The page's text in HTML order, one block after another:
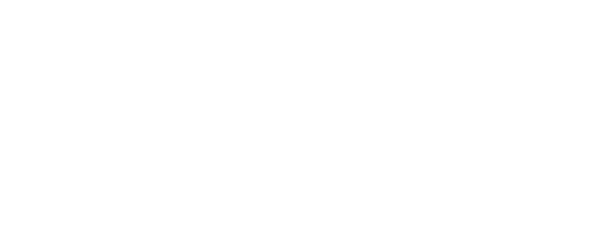
v roku 2017, má 50 izieb, ktoré sa nachádzajú v hlavnej budove av 2 vedľajších
(za poplatok). O blaho hostí sa stará reštaurácia. Deň plný zážitkov môžete
čiastočne bezbariérové kúpeľne a bezbariérový vstup. Upratovanie izieb je
sladkou vodou. Tu sú k dispozícii lehátka a slnečníky (zdarma). V bare pri